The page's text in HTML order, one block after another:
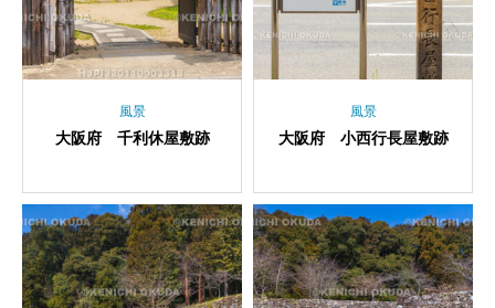
風景
大阪府 千利休屋敷跡
風景
大阪府 小西行長屋敷跡